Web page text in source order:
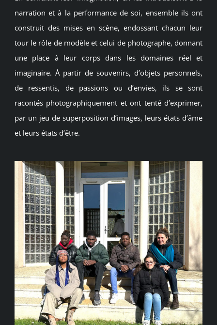
narration et à la performance de soi, ensemble ils ont
construit des mises en scène, endossant chacun leur
tour le rôle de modèle et celui de photographe, donnant
une place à leur corps dans les domaines réel et
imaginaire. À partir de souvenirs, d’objets personnels,
de ressentis, de passions ou d’envies, ils se sont
racontés photographiquement et ont tenté d’exprimer,
par un jeu de superposition d’images, leurs états d’âme
et leurs états d’être.